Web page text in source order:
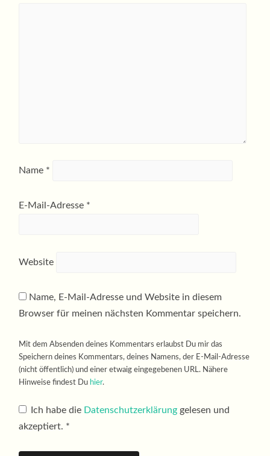
Name *
E-Mail-Adresse *
Website
Name, E-Mail-Adresse und Website in diesem
Browser für meinen nächsten Kommentar speichern.
Mit dem Absenden deines Kommentars erlaubst Du mir das
Speichern deines Kommentars, deines Namens, der E-Mail-Adresse
(nicht öffentlich) und einer etwaig eingegebenen URL. Nähere
Hinweise findest Du hier.
Ich habe die Datenschutzerklärung gelesen und
akzeptiert. *